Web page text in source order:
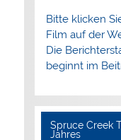
Bitte klicken
Film auf der
Die
beginnt im
Spruce Creek
Jahres